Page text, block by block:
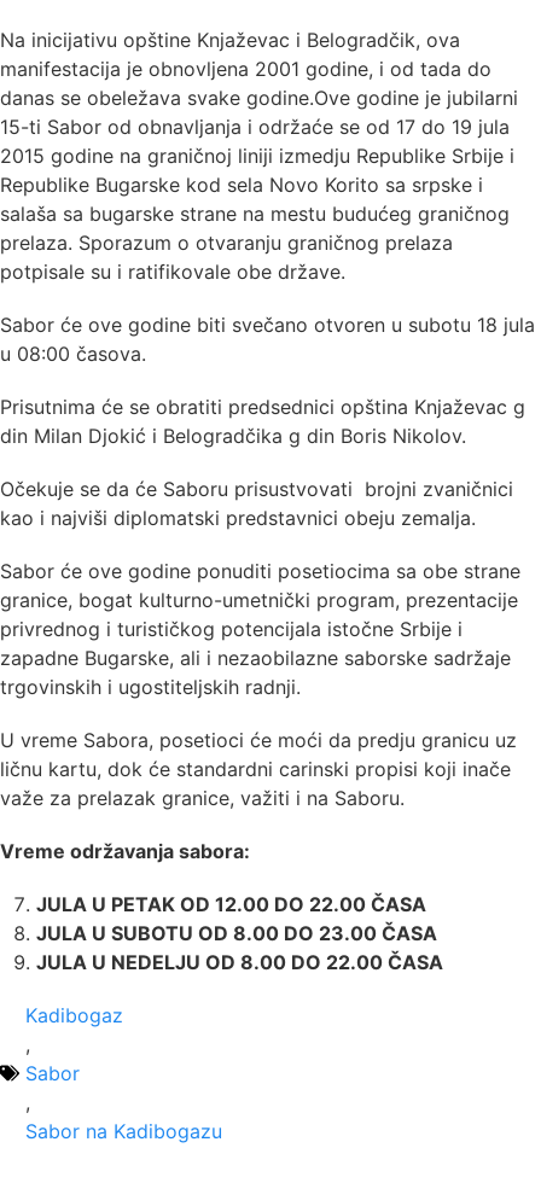
Na inicijativu opštine Knjaževac i Belogradčik, ova
manifestacija je obnovljena 2001 godine, i od tada do
danas se obeležava svake godine.Ove godine je jubilarni
15-ti Sabor od obnavljanja i održaće se od 17 do 19 jula
2015 godine na graničnoj liniji izmedju Republike Srbije i
Republike Bugarske kod sela Novo Korito sa srpske i
salaša sa bugarske strane na mestu budućeg graničnog
prelaza. Sporazum o otvaranju graničnog prelaza
potpisale su i ratifikovale obe države.
Sabor će ove godine biti svečano otvoren u subotu 18 jula
u 08:00 časova.
Prisutnima će se obratiti predsednici opština Knjaževac g
din Milan Djokić i Belogradčika g din Boris Nikolov.
Očekuje se da će Saboru prisustvovati brojni zvaničnici
kao i najviši diplomatski predstavnici obeju zemalja.
Sabor će ove godine ponuditi posetiocima sa obe strane
granice, bogat kulturno-umetnički program, prezentacije
privrednog i turističkog potencijala istočne Srbije i
zapadne Bugarske, ali i nezaobilazne saborske sadržaje
trgovinskih i ugostiteljskih radnji.
U vreme Sabora, posetioci će moći da predju granicu uz
ličnu kartu, dok će standardni carinski propisi koji inače
važe za prelazak granice, važiti i na Saboru.
Vreme održavanja sabora:
JULA U PETAK OD 12.00 DO 22.00 ČASA
JULA U SUBOTU OD 8.00 DO 23.00 ČASA
JULA U NEDELJU OD 8.00 DO 22.00 ČASA
Kadibogaz
,
Sabor
,
Sabor na Kadibogazu